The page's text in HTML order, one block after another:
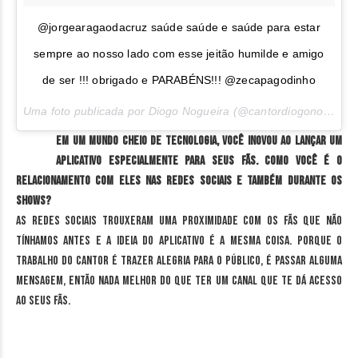
@jorgearagaodacruz saúde saúde e saúde para estar
sempre ao nosso lado com esse jeitão humilde e amigo
de ser !!! obrigado e PARABÉNS!!! @zecapagodinho
Uma foto publicada por Diogo Nogueira (@cantordiogonogueira) em
Em um mundo cheio de tecnologia, você inovou ao lançar um
aplicativo especialmente para seus fãs. Como você é o
relacionamento com eles nas redes sociais e também durante os
shows?
As redes sociais trouxeram uma proximidade com os fãs que não
tínhamos antes e a ideia do aplicativo é a mesma coisa. Porque o
trabalho do cantor é trazer alegria para o público, é passar alguma
mensagem, então nada melhor do que ter um canal que te dá acesso
ao seus fãs.